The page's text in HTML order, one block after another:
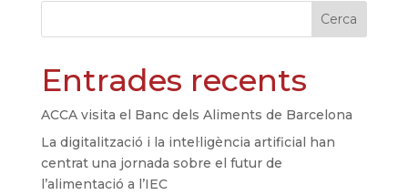
Cerca
Entrades recents
ACCA visita el Banc dels Aliments de Barcelona
La digitalització i la intel·ligència artificial han
centrat una jornada sobre el futur de
l’alimentació a l’IEC